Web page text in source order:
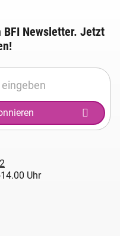
Newsletter. Jetzt
Uhr